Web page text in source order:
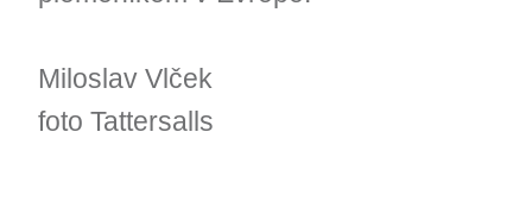
Miloslav Vlček
foto Tattersalls